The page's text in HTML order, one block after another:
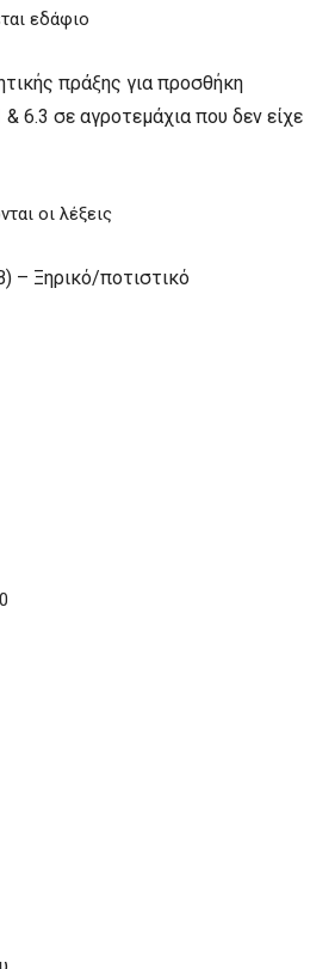
εδάφιο
πράξης για προσθήκη
6.3 σε αγροτεμάχια που δεν είχε
οι λέξεις
– Ξηρικό/ποτιστικό